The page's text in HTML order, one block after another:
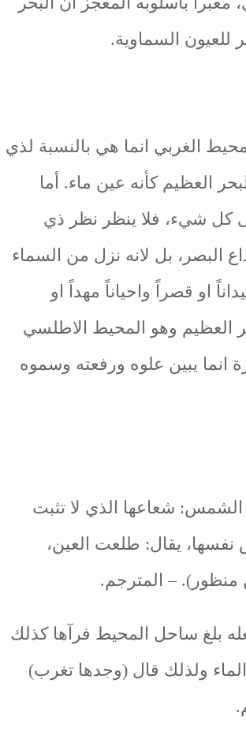
للعيون السماوية.
الغربي انما هي بالنسبة لذي
العظيم كأنه عين ماء. أما
كل شيء، فلا ينظر نظر ذي
البصر، بل لانه نزل من السماء
او قصراً واحياناً مهداً او
العظيم وهو المحيط الاطلسي
انما يبين علوه ورفعته وسموه
شعاعها الذي لا تثبت
نفسها، يقال: طلعت العين،
منظور). – المترجم.
بلغ ساحل المحيط فرآها كذلك
ولذلك قال (وجدها تغرب)